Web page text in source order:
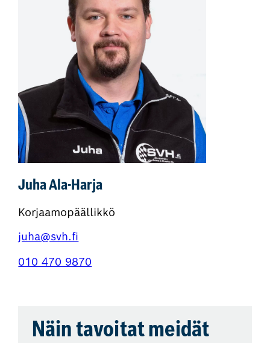
Juha Ala-Harja
Korjaamopäällikkö
juha@svh.fi
010 470 9870
Näin tavoitat meidät